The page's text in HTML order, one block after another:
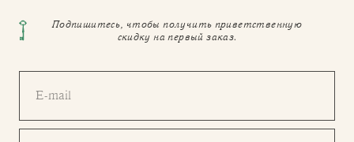
Подпишитесь, чтобы получить приветственную
скидку на первый заказ.
E-mail